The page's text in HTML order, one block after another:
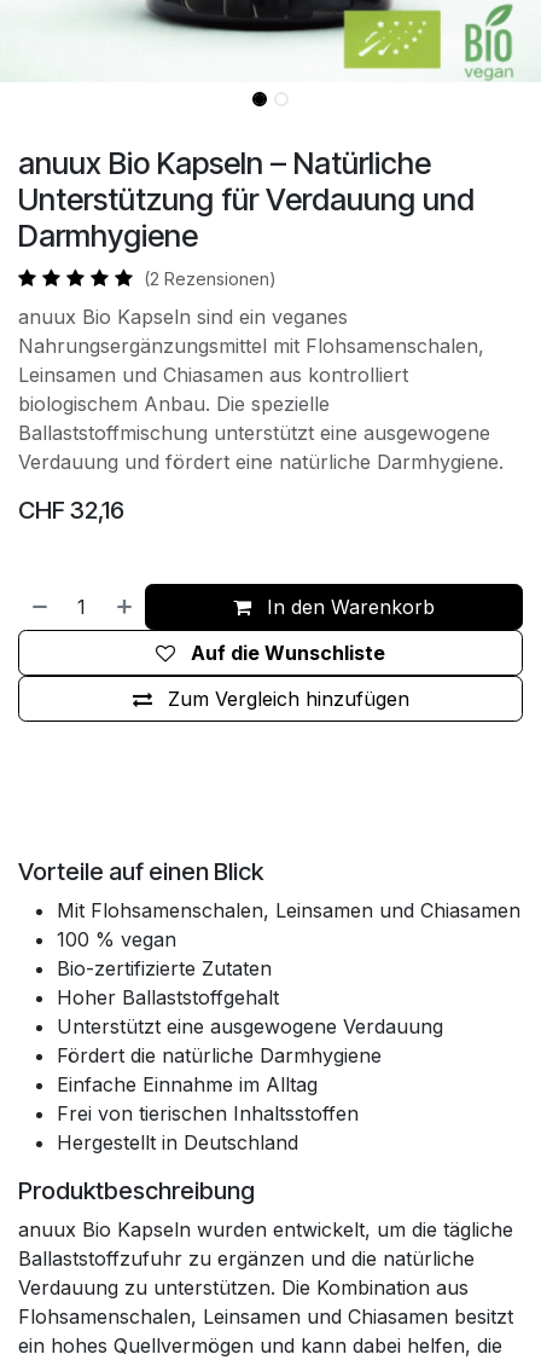
anuux Bio Kapseln – Natürliche
Unterstützung für Verdauung und
Darmhygiene
(2 Rezensionen)
anuux Bio Kapseln sind ein veganes
Nahrungsergänzungsmittel mit Flohsamenschalen,
Leinsamen und Chiasamen aus kontrolliert
biologischem Anbau. Die spezielle
Ballaststoffmischung unterstützt eine ausgewogene
Verdauung und fördert eine natürliche Darmhygiene.
CHF 32,16
In den Warenkorb
Zum Vergleich hinzufügen
Auf die Wunschliste
Vorteile auf einen Blick
Mit Flohsamenschalen, Leinsamen und Chiasamen
100 % vegan
Bio-zertifizierte Zutaten
Hoher Ballaststoffgehalt
Unterstützt eine ausgewogene Verdauung
Fördert die natürliche Darmhygiene
Einfache Einnahme im Alltag
Frei von tierischen Inhaltsstoffen
Hergestellt in Deutschland
Produktbeschreibung
anuux Bio Kapseln wurden entwickelt, um die tägliche
Ballaststoffzufuhr zu ergänzen und die natürliche
Verdauung zu unterstützen. Die Kombination aus
Flohsamenschalen, Leinsamen und Chiasamen besitzt
ein hohes Quellvermögen und kann dabei helfen, die